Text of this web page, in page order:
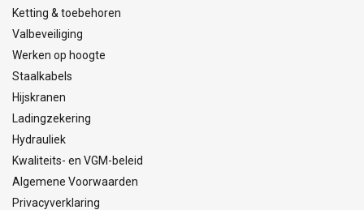
Ketting & toebehoren
Valbeveiliging
Werken op hoogte
Staalkabels
Hijskranen
Ladingzekering
Hydrauliek
Kwaliteits- en VGM-beleid
Algemene Voorwaarden
Privacyverklaring